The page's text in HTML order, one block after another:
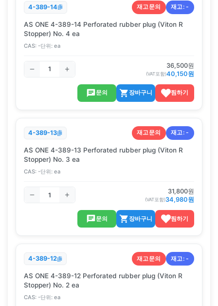
4-389-14 재고문의 재고:-
AS ONE 4-389-14 Perforated rubber plug (Viton R
Stopper) No. 4 ea
CAS: -단위: ea
36,500원
(VAT포함)40,150원
문의 장바구니 찜하기
4-389-13 재고문의 재고:-
AS ONE 4-389-13 Perforated rubber plug (Viton R
Stopper) No. 3 ea
CAS: -단위: ea
31,800원
(VAT포함)34,980원
문의 장바구니 찜하기
4-389-12 재고문의 재고:-
AS ONE 4-389-12 Perforated rubber plug (Viton R
Stopper) No. 2 ea
CAS: -단위: ea